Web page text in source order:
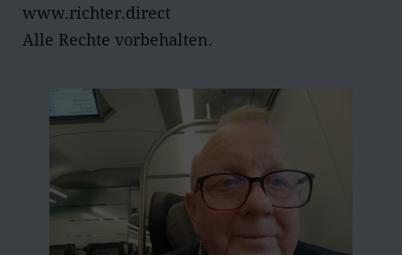
www.richter.direct
Alle Rechte vorbehalten.